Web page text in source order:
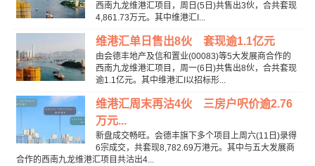
西南九龙维港汇项目，周日(5日)共售出3伙，合共套现
4,861.73万元。其中维港汇I...
维港汇单日售出8伙 套现逾1.1亿元
由会德丰地产及信和置业(00083)等5大发展商合作的
西南九龙维港汇项目，周一(6日)共售出8伙，合共套现
逾1.1亿元。其中维港汇I以招标形...
维港汇周末再沽4伙 三房户呎价逾2.76
万元...
新盘成交畅旺。会德丰旗下多个项目上周六(11日)录得
6宗成交，共套现8,782.69万港元。其中与五大发展商
合作的西南九龙维港汇项目共沽出4...